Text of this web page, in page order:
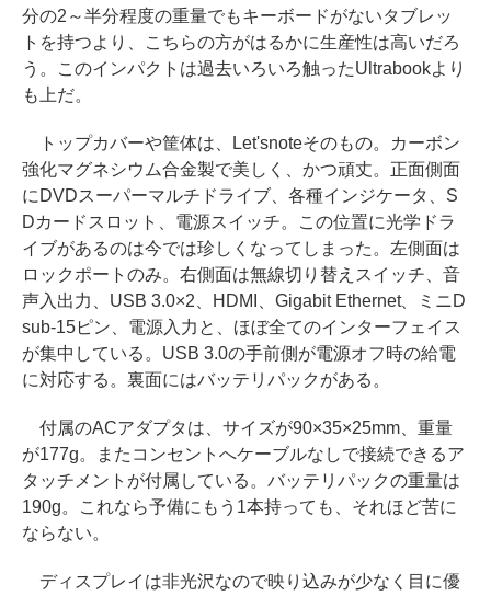
分の2～半分程度の重量でもキーボードがないタブレッ
トを持つより、こちらの方がはるかに生産性は高いだろ
う。このインパクトは過去いろいろ触ったUltrabookより
も上だ。
トップカバーや筐体は、Let'snoteそのもの。カーボン
強化マグネシウム合金製で美しく、かつ頑丈。正面側面
にDVDスーパーマルチドライブ、各種インジケータ、S
Dカードスロット、電源スイッチ。この位置に光学ドラ
イブがあるのは今では珍しくなってしまった。左側面は
ロックポートのみ。右側面は無線切り替えスイッチ、音
声入出力、USB 3.0×2、HDMI、Gigabit Ethernet、ミニD
sub-15ピン、電源入力と、ほぼ全てのインターフェイス
が集中している。USB 3.0の手前側が電源オフ時の給電
に対応する。裏面にはバッテリパックがある。
付属のACアダプタは、サイズが90×35×25mm、重量
が177g。またコンセントへケーブルなしで接続できるア
タッチメントが付属している。バッテリパックの重量は
190g。これなら予備にもう1本持っても、それほど苦に
ならない。
ディスプレイは非光沢なので映り込みが少なく目に優